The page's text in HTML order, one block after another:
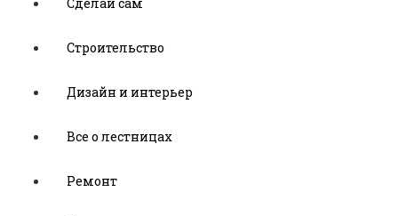
Строительство
Дизайн и интерьер
Все о лестницах
Ремонт